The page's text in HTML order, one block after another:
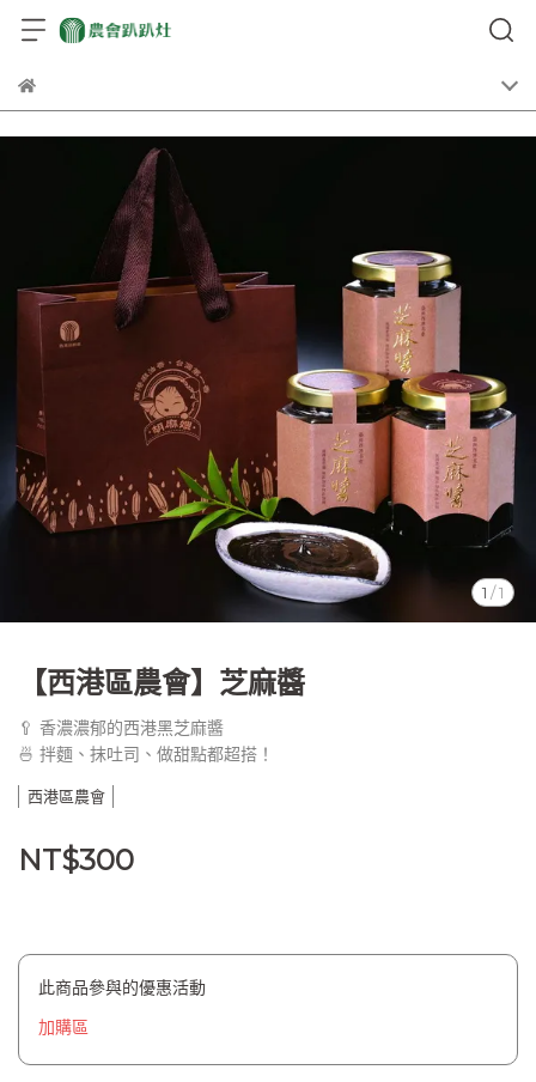
1 /1
【西港區農會】芝麻醬
🥄 香濃濃郁的西港黑芝麻醬
🍜 拌麵、抹吐司、做甜點都超搭！
西港區農會
NT$300
此商品參與的優惠活動
加購區